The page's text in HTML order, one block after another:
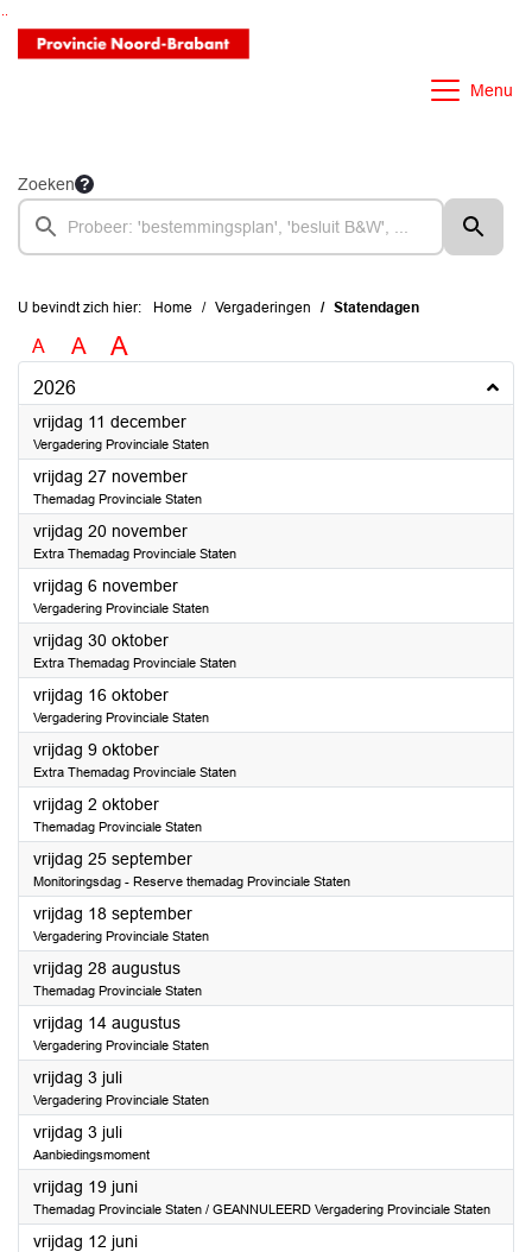
Ga naar de inhoud van deze pagina
Ga naar het zoeken
Ga naar het menu
Menu
Zoeken
U bevindt zich hier: Home Vergaderingen Statendagen
A A A
2026
vrijdag 11 december2026
Vergadering Provinciale Staten
vrijdag 27 november2026
Themadag Provinciale Staten
vrijdag 20 november2026
Extra Themadag Provinciale Staten
vrijdag 6 november2026
Vergadering Provinciale Staten
vrijdag 30 oktober2026
Extra Themadag Provinciale Staten
vrijdag 16 oktober2026
Vergadering Provinciale Staten
vrijdag 9 oktober2026
Extra Themadag Provinciale Staten
vrijdag 2 oktober2026
Themadag Provinciale Staten
vrijdag 25 september2026
Monitoringsdag - Reserve themadag Provinciale Staten
vrijdag 18 september2026
Vergadering Provinciale Staten
vrijdag 28 augustus2026
Themadag Provinciale Staten
vrijdag 14 augustus2026
Vergadering Provinciale Staten
vrijdag 3 juli2026
Vergadering Provinciale Staten
vrijdag 3 juli2026
Aanbiedingsmoment
vrijdag 19 juni2026
Themadag Provinciale Staten / GEANNULEERD Vergadering Provinciale Staten
vrijdag 12 juni2026